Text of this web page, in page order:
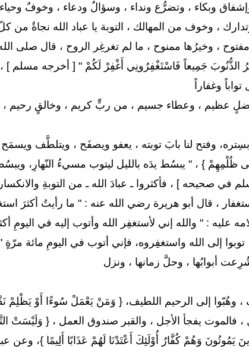
وبكاء ، وتضرُّع ونداء ، وسؤالٌ ودعاء ، وخوفٌ
، وخوف من المهالك ، التوبة يا عباد الله
، وخيرُها ممنوح ، ما لم تغرغِر الروح ، قال صلى
الذُّنُوبَ جَمِيعاً فَاسْتَغْفِرُونِي أَغْفِرْ لَكُمْ " [ أخرجه مسلم ]
تواباً وغفاراً
فضلٍ عظيم ، وعطاء جسيم ، من ربٍّ كريم ، وخالقٍ رحيم ،
وفتح لنا بابَ توبته ، يعفو ويصفَح ، ويتلطَّف
} ، " يبسُط يدَه بالليل ليتوب مسيءُ النّهارِ،
صحيحه ] ، فأكثروا ـ عبادَ الله ـ من التوبةِ
، قال أبو هريرة رضي الله عنه : " ما رأيتُ أكثرَ
عليه : " والله إني لأستغفِر الله وأتوب إليه في اليومِ
توبوا إلى الله واستغفِروه، فإني أتوب في اليومِ مائة
أبوابُها ، وحلَّ زمانها ، ونزل
، وهُبّوا إلى الرحيم اللطيف، { وَمَنْ يَعْمَلْ سُوءًا أَوْ يَظْلِمْ
فالموت يفجأ الأجل ، والقبر صندوق العمل ، { وَلَيْسَتْ
يَمُوتُونَ وَهُمْ كُفَّارٌ أُوْلَئِكَ أَعْتَدْنَا لَهُمْ عَذَابًا أَلِيمًا }،